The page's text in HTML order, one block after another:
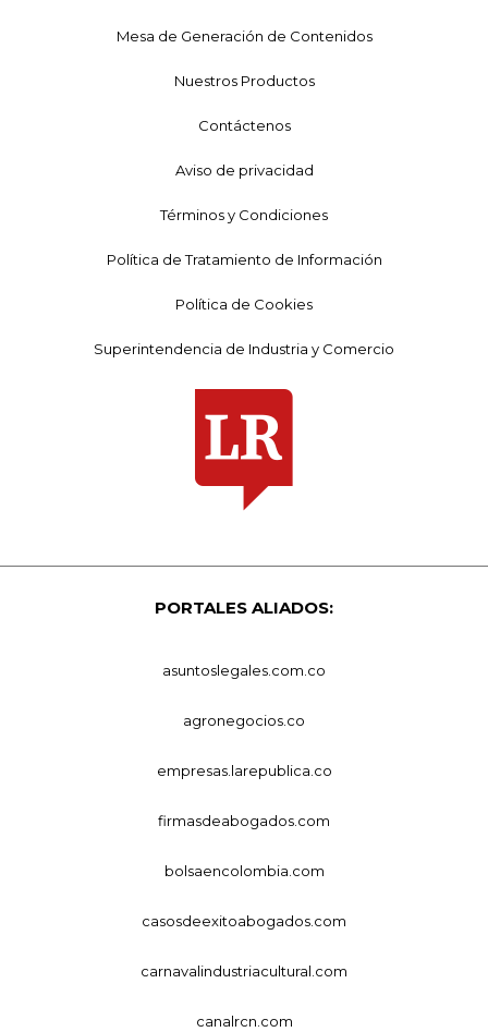
Mesa de Generación de Contenidos
Nuestros Productos
Contáctenos
Aviso de privacidad
Términos y Condiciones
Política de Tratamiento de Información
Política de Cookies
Superintendencia de Industria y Comercio
PORTALES ALIADOS:
asuntoslegales.com.co
agronegocios.co
empresas.larepublica.co
firmasdeabogados.com
bolsaencolombia.com
casosdeexitoabogados.com
carnavalindustriacultural.com
canalrcn.com